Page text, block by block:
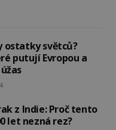
ostatky světců?
putují Evropou a
z Indie: Proč tento
let nezná rez?